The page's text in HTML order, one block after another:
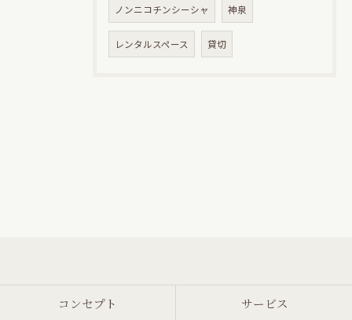
ノンニコチンシーシャ 神泉
レンタルスペース 貸切
コンセプト サービス